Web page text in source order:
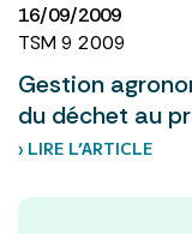
16/09/2009
TSM 9 2009
Gestion
du déchet au
› LIRE L’ARTICLE